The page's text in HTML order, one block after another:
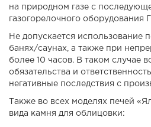
на природном газе с
газогорелочного оборудования
Не допускается использование
банях/саунах, а также при
более 10 часов. В таком случае
обязательства и
негативные последствия с
Также во всех моделях печей
вида камня для облицовки: